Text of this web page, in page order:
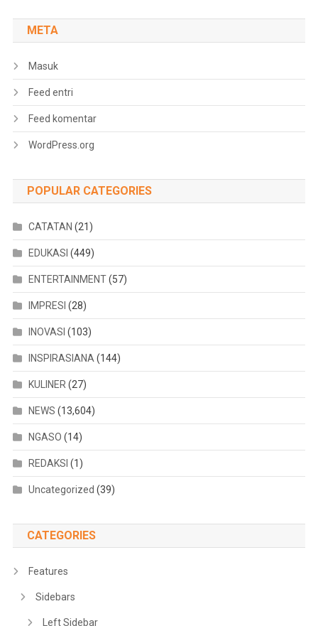
META
Masuk
Feed entri
Feed komentar
WordPress.org
POPULAR CATEGORIES
CATATAN (21)
EDUKASI (449)
ENTERTAINMENT(57)
IMPRESI (28)
INOVASI (103)
INSPIRASIANA(144)
KULINER(27)
NEWS (13,604)
NGASO (14)
REDAKSI (1)
Uncategorized (39)
CATEGORIES
Features
Sidebars
Left Sidebar